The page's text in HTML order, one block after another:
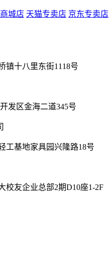
城店 天猫专卖店 京东专卖店
镇十八里东街1118号
发区金海二道345号
工基地家具园兴隆路18号
校友企业总部2期D10座1-2F